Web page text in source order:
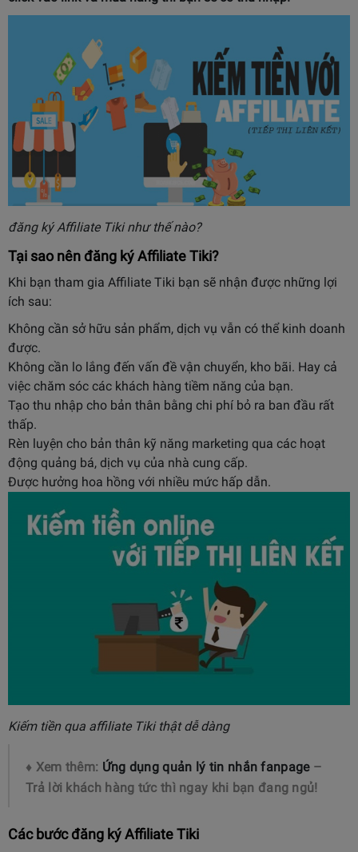
đăng ký Affiliate Tiki như thế nào?
Tại sao nên đăng ký Affiliate Tiki?
Khi bạn tham gia Affiliate Tiki bạn sẽ nhận được những lợi
ích sau:
Không cần sở hữu sản phẩm, dịch vụ vẫn có thể kinh doanh
được.
Không cần lo lắng đến vấn đề vận chuyển, kho bãi. Hay cả
việc chăm sóc các khách hàng tiềm năng của bạn.
Tạo thu nhập cho bản thân bằng chi phí bỏ ra ban đầu rất
thấp.
Rèn luyện cho bản thân kỹ năng marketing qua các hoạt
động quảng bá, dịch vụ của nhà cung cấp.
Được hưởng hoa hồng với nhiều mức hấp dẫn.
Kiếm tiền qua affiliate Tiki thật dễ dàng
♦ Xem thêm: Ứng dụng quản lý tin nhắn fanpage–
Trả lời khách hàng tức thì ngay khi bạn đang ngủ!
Các bước đăng ký Affiliate Tiki